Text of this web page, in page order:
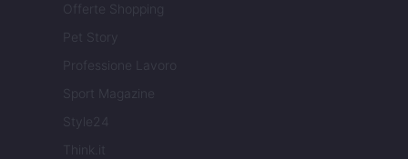
Offerte Shopping
Pet Story
Professione Lavoro
Sport Magazine
Style24
Think.it